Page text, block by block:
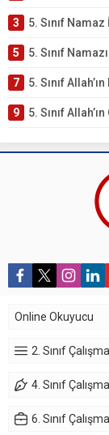
3 5. Sınıf Namaz İbadetinin
5 5. Sınıf Namazın
7 5. Sınıf Allah’ın Huzurunda
9 5. Sınıf Allah’ın Güzel
Online Okuyucu
2. Sınıf
4. Sınıf
6. Sınıf